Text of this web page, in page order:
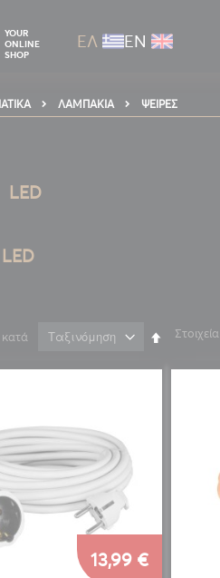
YOUR
ONLINE
SHOP
ΕΛ ΕΝ
ΛΑΜΠΆΚΙΑ ΨΕΊΡΕΣ
LED
Φθίνουσα
Στοιχεία
13,99 €